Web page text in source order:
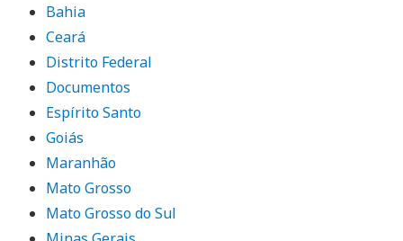
Bahia
Ceará
Distrito Federal
Documentos
Espírito Santo
Goiás
Maranhão
Mato Grosso
Mato Grosso do Sul